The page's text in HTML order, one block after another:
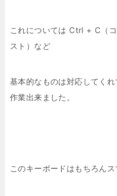
これについては Ctrl + C（
スト）など
基本的なものは対応してく
作業出来ました。
このキーボードはもちろんス